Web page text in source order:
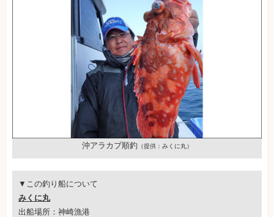
沖アラカブ順釣 （提供：みくに丸）
▼この釣り船について
みくに丸
出船場所：神崎漁港